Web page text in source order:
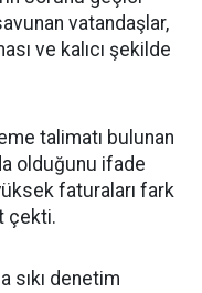
vatandaşlar,
ve kalıcı şekilde
talimatı bulunan
olduğunu ifade
faturaları fark
çekti.
sıkı denetim